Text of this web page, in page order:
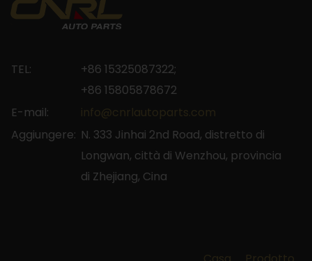
TEL:
+86 15325087322;
+86 15805878672
E-mail:
info@cnrlautoparts.com
Aggiungere: N. 333 Jinhai 2nd Road, distretto di
Longwan, città di Wenzhou, provincia
di Zhejiang, Cina